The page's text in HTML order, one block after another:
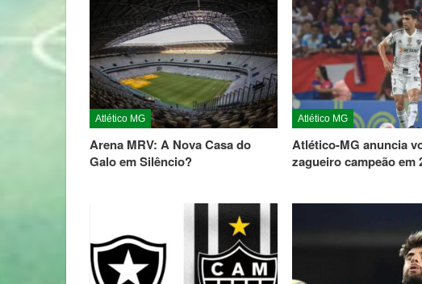
Atlético MG
Arena MRV: A Nova Casa do
Galo em Silêncio?
Atlético MG
Atlético-MG anuncia
zagueiro campeão em